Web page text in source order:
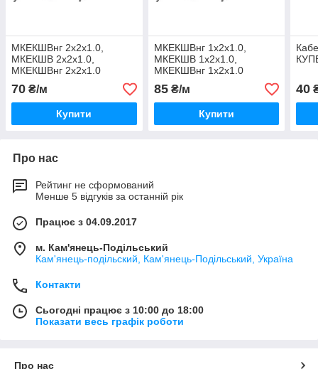
МКЕКШВнг 2х2х1.0,
МКЕКШВ 2х2х1.0,
МКЕКШВнг 2х2х1.0
МКЕФКШВ кабель
екранований у броні з
оцинкованого дроту
70 ₴/м
Купити
МКЕКШВнг 1х2х1.0,
МКЕКШВ 1х2х1.0,
МКЕКШВнг 1х2х1.0
виробництво МКЕфКШв нг,
МКЕФШВнг(а) 1*2*1
85₴/м
Купити
40
Про нас
Рейтинг не сформований
Менше 5 відгуків за останній рік
Працює з 04.09.2017
м. Кам'янець-Подільський
Кам'янець-подільский, Кам'янець-Подільський, Україна
Контакти
Сьогодні працює з 10:00 до 18:00
Показати весь графік роботи
Про нас